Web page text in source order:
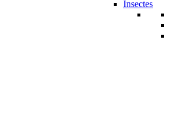
Insectes